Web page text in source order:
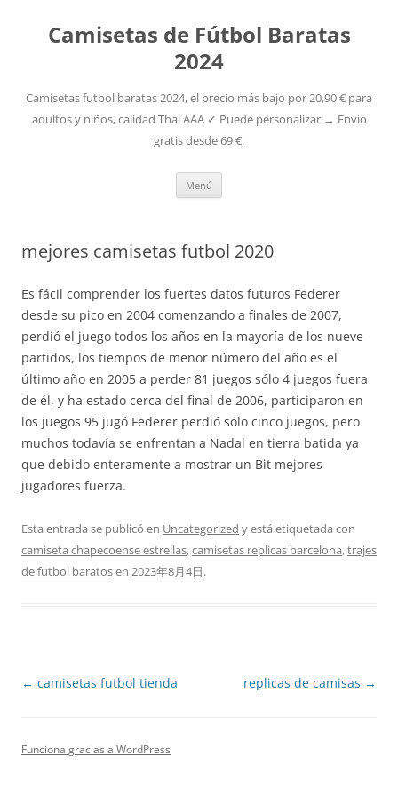
Camisetas de Fútbol Baratas
2024
Camisetas futbol baratas 2024, el precio más bajo por 20,90 € para
adultos y niños, calidad Thai AAA ✓ Puede personalizar → Envío
gratis desde 69 €.
Menú
mejores camisetas futbol 2020
Es fácil comprender los fuertes datos futuros Federer
desde su pico en 2004 comenzando a finales de 2007,
perdió el juego todos los años en la mayoría de los nueve
partidos, los tiempos de menor número del año es el
último año en 2005 a perder 81 juegos sólo 4 juegos fuera
de él, y ha estado cerca del final de 2006, participaron en
los juegos 95 jugó Federer perdió sólo cinco juegos, pero
muchos todavía se enfrentan a Nadal en tierra batida ya
que debido enteramente a mostrar un Bit mejores
jugadores fuerza.
Esta entrada se publicó en Uncategorized y está etiquetada con
camiseta chapecoense estrellas,camisetas replicas barcelona,trajes
de futbol baratosen 2023年8月4日.
Navegación
← camisetas futbol tienda replicas de camisas →
Funciona gracias a WordPress